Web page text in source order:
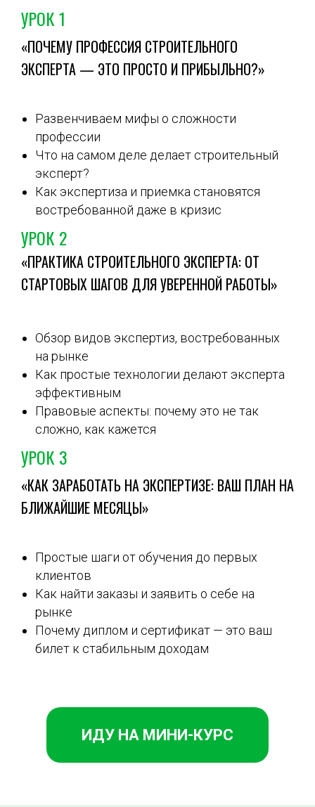
УРОК 1
«ПОЧЕМУ ПРОФЕССИЯ СТРОИТЕЛЬНОГО
ЭКСПЕРТА — ЭТО ПРОСТО И ПРИБЫЛЬНО?»
Развенчиваем мифы о сложности
профессии
Что на самом деле делает строительный
эксперт?
Как экспертиза и приемка становятся
востребованной даже в кризис
УРОК 2
«ПРАКТИКА СТРОИТЕЛЬНОГО ЭКСПЕРТА: ОТ
СТАРТОВЫХ ШАГОВ ДЛЯ УВЕРЕННОЙ РАБОТЫ»
Обзор видов экспертиз, востребованных
на рынке
Как простые технологии делают эксперта
эффективным
Правовые аспекты: почему это не так
сложно, как кажется
УРОК 3
«КАК ЗАРАБОТАТЬ НА ЭКСПЕРТИЗЕ: ВАШ ПЛАН НА
БЛИЖАЙШИЕ МЕСЯЦЫ»
Простые шаги от обучения до первых
клиентов
Как найти заказы и заявить о себе на
рынке
Почему диплом и сертификат — это ваш
билет к стабильным доходам
ИДУ НА МИНИ-КУРС